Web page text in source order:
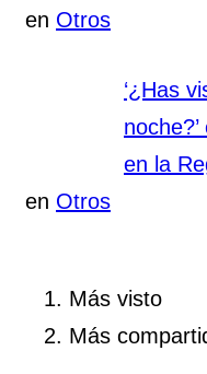
en Otros
‘¿Has
en la
en Otros
Más visto
Más